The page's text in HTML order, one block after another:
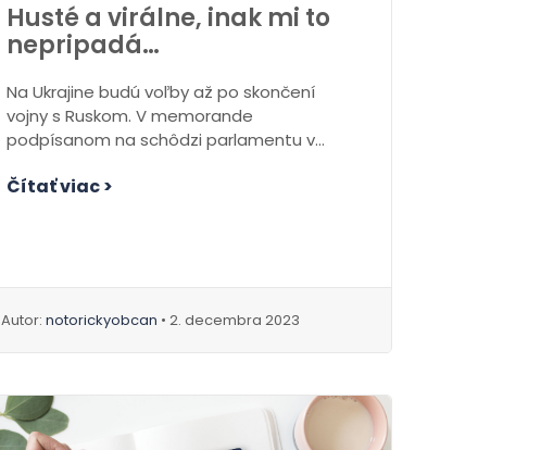
Husté a virálne, inak mi to
nepripadá…
Na Ukrajine budú voľby až po skončení
vojny s Ruskom. V memorande
podpísanom na schôdzi parlamentu v
Čítať viac >
Autor:notorickyobcan • 2. decembra 2023